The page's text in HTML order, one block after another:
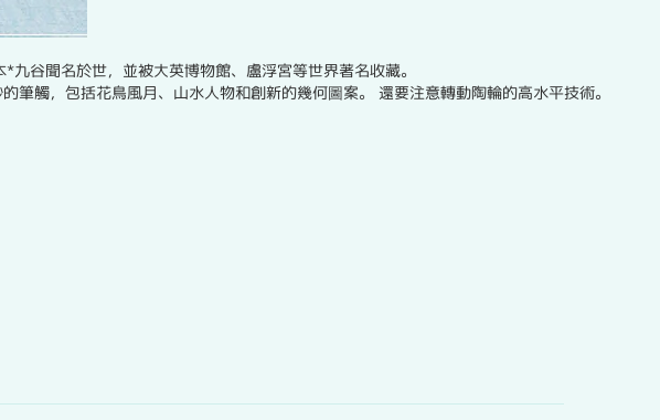
谷聞名於世，並被大英博物館、盧浮宮等世界著名收藏。
觸，包括花鳥風月、山水人物和創新的幾何圖案。 還要注意轉動陶輪的高水平技術。